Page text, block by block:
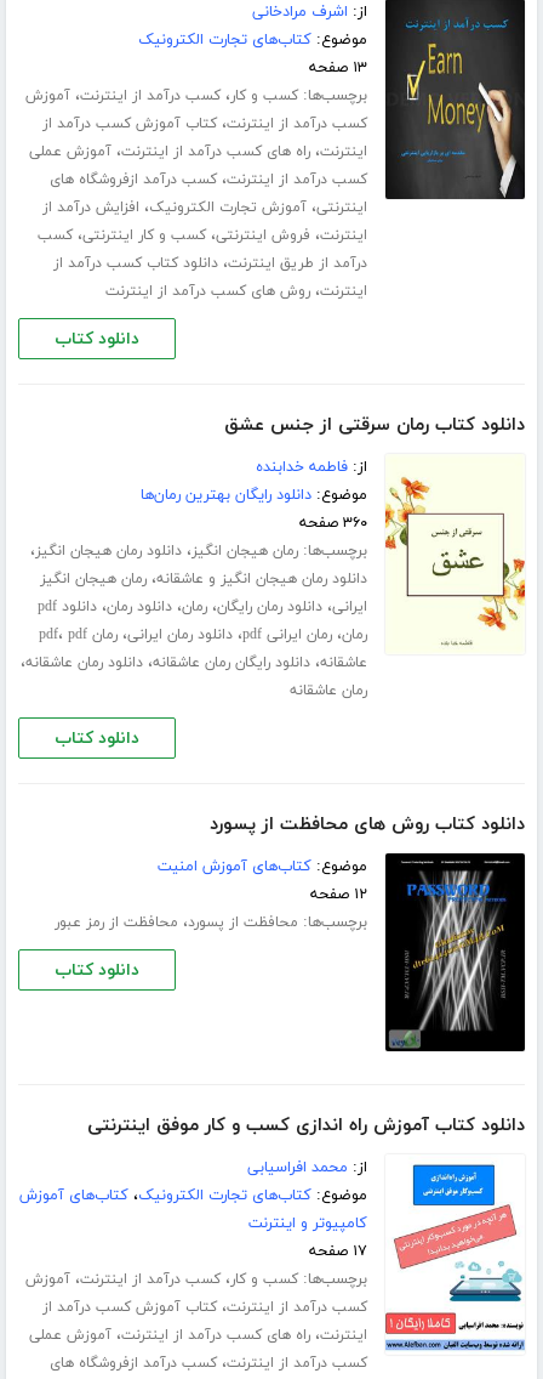
از: اشرف مرادخانی
موضوع:کتاب‌های تجارت الکترونیک
۱۳ صفحه
برچسب‌ها:کسب و کار،کسب درآمد از اینترنت،آموزش
کسب درآمد از اینترنت،کتاب آموزش کسب درآمد از
اینترنت،راه های کسب درآمد از اینترنت،آموزش عملی
کسب درآمد از اینترنت،کسب درآمد ازفروشگاه های
اینترنتی،آموزش تجارت الکترونیک، افزایش درآمد از
اینترنت، فروش اینترنتی،کسب و کار اینترنتی،کسب
درآمد از طریق اینترنت،دانلود کتاب کسب درآمد از
اینترنت،روش های کسب درآمد از اینترنت
دانلود کتاب
دانلود کتاب رمان سرقتی از جنس عشق
از:فاطمه خدابنده
موضوع:دانلود رایگان بهترین رمان‌ها
۳۶۰ صفحه
برچسب‌ها:رمان هیجان انگیز،دانلود رمان هیجان انگیز،
دانلود رمان هیجان انگیز و عاشقانه،رمان هیجان انگیز
ایرانی،دانلود رمان رایگان،رمان،دانلود رمان،
دانلود pdf
رمان،رمان ایرانی pdf ،دانلود رمان ایرانی،رمان pdf ، pdf
عاشقانه،دانلود رایگان رمان عاشقانه،دانلود رمان عاشقانه،
رمان عاشقانه
دانلود کتاب
دانلود کتاب روش های محافظت از پسورد
موضوع:کتاب‌های آموزش امنیت
۱۲ صفحه
برچسب‌ها: محافظت از پسورد، محافظت از رمز عبور
دانلود کتاب
دانلود کتاب آموزش راه اندازی کسب و کار موفق اینترنتی
از: محمد افراسیابی
موضوع:کتاب‌های تجارت الکترونیک،کتاب‌های آموزش
کامپیوتر و اینترنت
۱۷ صفحه
برچسب‌ها:کسب و کار،کسب درآمد از اینترنت،آموزش
کسب درآمد از اینترنت،کتاب آموزش کسب درآمد از
اینترنت،راه های کسب درآمد از اینترنت،آموزش عملی
کسب درآمد از اینترنت،کسب درآمد ازفروشگاه های